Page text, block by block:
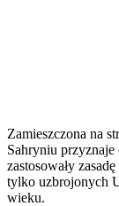
Zamieszczona na
Sahryniu
zastosowały
tylko uzbrojonych
wieku.